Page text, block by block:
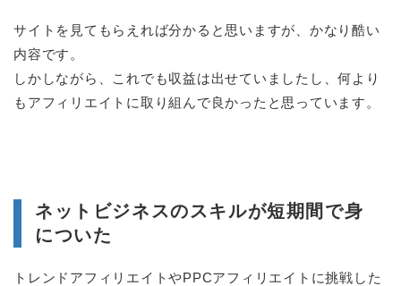
サイトを見てもらえれば分かると思いますが、かなり酷い
内容です。
しかしながら、これでも収益は出せていましたし、何より
もアフィリエイトに取り組んで良かったと思っています。
ネットビジネスのスキルが短期間で身
についた
トレンドアフィリエイトやPPCアフィリエイトに挑戦した